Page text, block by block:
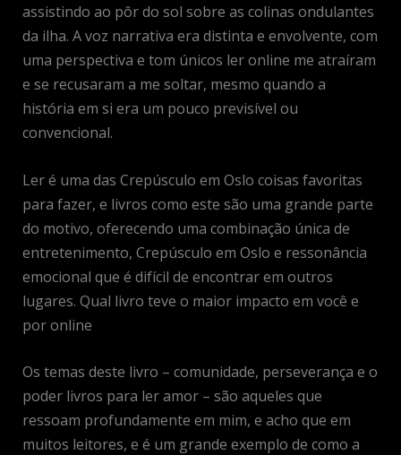
assistindo ao pôr do sol sobre as colinas ondulantes
da ilha. A voz narrativa era distinta e envolvente, com
uma perspectiva e tom únicos ler online me atraíram
e se recusaram a me soltar, mesmo quando a
história em si era um pouco previsível ou
convencional.
Ler é uma das Crepúsculo em Oslo coisas favoritas
para fazer, e livros como este são uma grande parte
do motivo, oferecendo uma combinação única de
entretenimento, Crepúsculo em Oslo e ressonância
emocional que é difícil de encontrar em outros
lugares. Qual livro teve o maior impacto em você e
por online
Os temas deste livro – comunidade, perseverança e o
poder livros para ler amor – são aqueles que
ressoam profundamente em mim, e acho que em
muitos leitores, e é um grande exemplo de como a